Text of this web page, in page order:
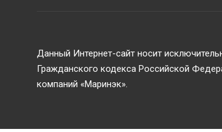
Данный Интернет-сайт носит
Гражданского кодекса Российской
компаний «Маринэк».